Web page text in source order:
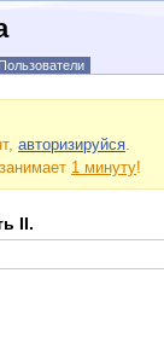
Пользователи
авторизируйся.
1 минуту!
II.